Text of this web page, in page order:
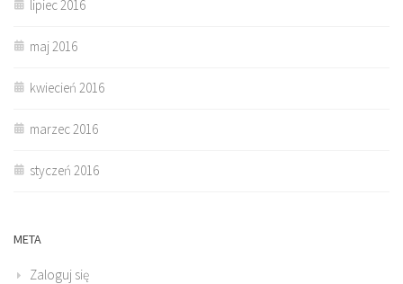
lipiec 2016
maj 2016
kwiecień 2016
marzec 2016
styczeń 2016
META
Zaloguj się